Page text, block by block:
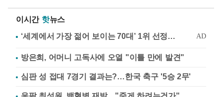
이시간 핫뉴스
방은희, 어머니 고독사에 오열 "이틀 만에 발견"
심판 성 접대 7경기 결과는?…한국 축구 '5승 2무'